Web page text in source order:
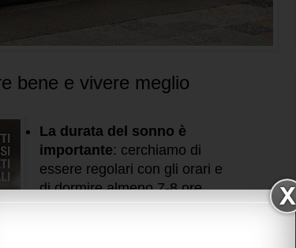
bene e vivere meglio
La durata del sonno è
importante: cerchiamo di
essere regolari con gli orari e
di dormire almeno 7-8 ore